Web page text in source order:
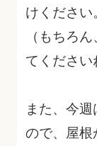
けください。
（もちろ
てください
また、今
ので、屋